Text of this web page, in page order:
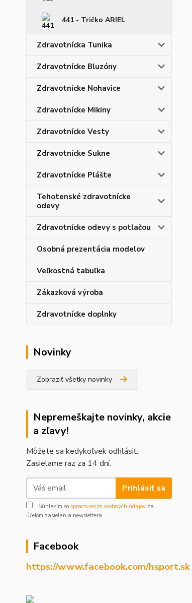
441 - Tričko ARIEL
Zdravotnícka Tunika
Zdravotnícke Bluzóny
Zdravotnícke Nohavice
Zdravotnícke Mikiny
Zdravotnícke Vesty
Zdravotnícke Sukne
Zdravotnícke Plášte
Tehotenské zdravotnícke
odevy
Zdravotnícke odevy s potlačou
Osobná prezentácia modelov
Veľkostná tabuľka
Zákazková výroba
Zdravotnícke doplnky
Novinky
Zobraziť všetky novinky
Nepremeškajte novinky, akcie
a zľavy!
Môžete sa kedykoľvek odhlásiť.
Zasielame raz za 14 dní.
Prihlásiť sa
Súhlasím so spracovaním osobných údajov za
účelom zasielania newslettera.
Facebook
https://www.facebook.com/hsport.sk